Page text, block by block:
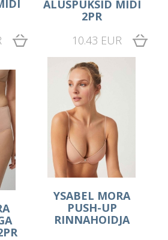
ALUSPÜKSID MIDI
2PR
10.43 EUR
YSABEL MORA
PUSH-UP
RINNAHOIDJA